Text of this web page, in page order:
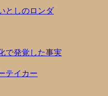
としのロンダ
で発覚した事実
テイカー